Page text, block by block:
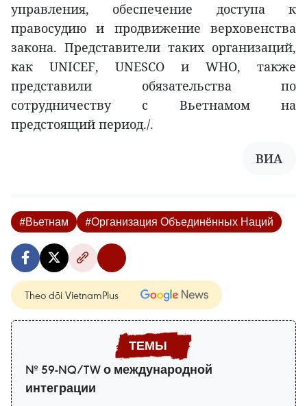
управления, обеспечение доступа к
правосудию и продвижение верховенства
закона. Представители таких организаций,
как UNICEF, UNESCO и WHO, также
представили обязательства по
сотрудничеству с Вьетнамом на
предстоящий период./.
ВИA
#Вьетнам #Организация Объединённых Наций
Theo dõi VietnamPlus
№ 59-NQ/TW о международной
интеграции